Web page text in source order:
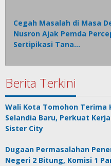
Cegah Masalah di Masa
Nusron Ajak Pemda
Sertipikasi Tana…
Berita Terkini
Wali Kota Tomohon Terima
Selandia Baru, Perkuat
Sister City
Dugaan Permasalahan
Negeri 2 Bitung, Komisi 1